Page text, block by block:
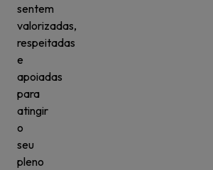
sentem
valorizadas,
respeitadas
e
apoiadas
para
atingir
o
seu
pleno